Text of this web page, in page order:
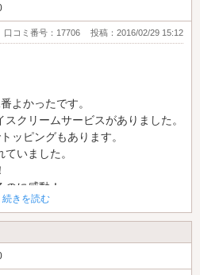
のうち4.5
口コミ番号：17706 投稿：2016/02/29 15:12
よかったです。
クリームサービスがありました。
ッピングもあります。
いました。
に感動！
って思ってたら
えちゃいました。
続きを読む
のうち4.5